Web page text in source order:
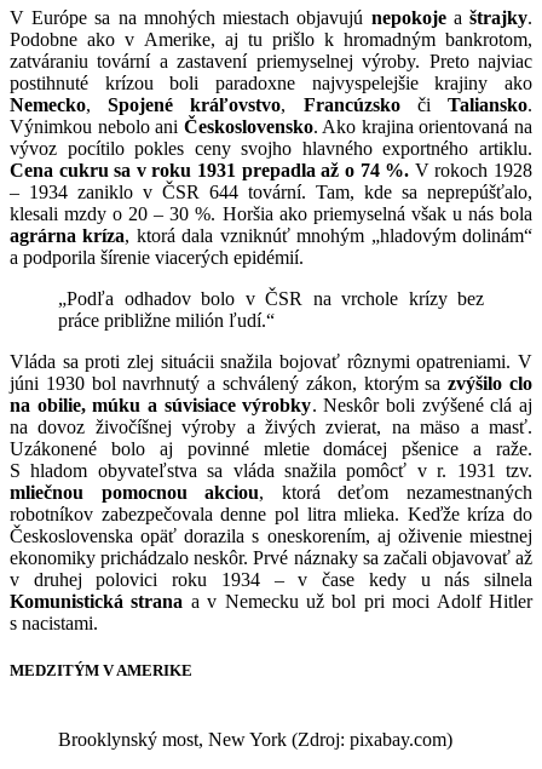
V Európe sa na mnohých miestach objavujú nepokojeaštrajky.
Podobne ako v Amerike, aj tu prišlo k hromadným bankrotom,
zatváraniu tovární a zastavení priemyselnej výroby. Preto najviac
postihnuté krízou boli paradoxne najvyspelejšie krajiny ako
Nemecko,Spojené kráľovstvo, FrancúzskočiTaliansko.
Výnimkou nebolo ani Československo. Ako krajina orientovaná na
vývoz pocítilo pokles ceny svojho hlavného exportného artiklu.
Cena cukru sa v roku 1931 prepadla až o 74 %. V rokoch 1928
– 1934 zaniklo v ČSR 644 tovární. Tam, kde sa neprepúšťalo,
klesali mzdy o 20 – 30 %. Horšia ako priemyselná však u nás bola
agrárna kríza, ktorá dala vzniknúť mnohým „hladovým dolinám“
a podporila šírenie viacerých epidémií.
„Podľa odhadov bolo v ČSR na vrchole krízy bez
práce približne milión ľudí.“
Vláda sa proti zlej situácii snažila bojovať rôznymi opatreniami. V
júni 1930 bol navrhnutý a schválený zákon, ktorým sazvýšilo clo
na obilie, múku a súvisiace výrobky. Neskôr boli zvýšené clá aj
na dovoz živočíšnej výroby a živých zvierat, na mäso a masť.
Uzákonené bolo aj povinné mletie domácej pšenice a raže.
S hladom obyvateľstva sa vláda snažila pomôcť v r. 1931 tzv.
mliečnou pomocnou akciou, ktorá deťom nezamestnaných
robotníkov zabezpečovala denne pol litra mlieka. Keďže kríza do
Československa opäť dorazila s oneskorením, aj oživenie miestnej
ekonomiky prichádzalo neskôr. Prvé náznaky sa začali objavovať až
v druhej polovici roku 1934 – v čase kedy u nás silnela
Komunistická strana a v Nemecku už bol pri moci Adolf Hitler
s nacistami.
MEDZITÝM V AMERIKE
Brooklynský most, New York (Zdroj: pixabay.com)